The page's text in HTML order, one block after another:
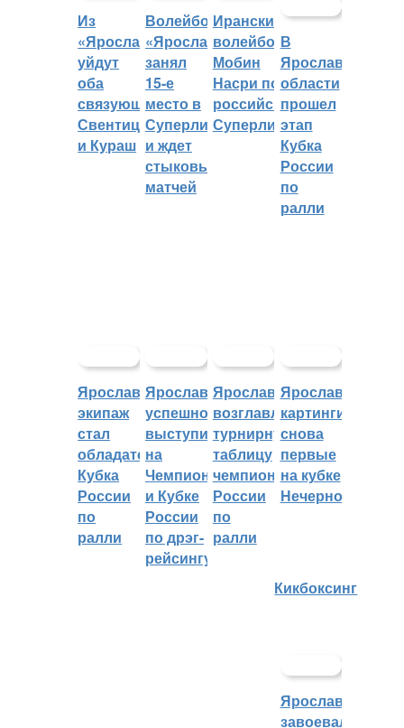
Из
«Ярославича»
уйдут
оба
связующих:
Свентицкис
и Кураш
Волейбольный
«Ярославич»
занял
15-е
место в
Суперлиге
и ждет
стыковых
матчей
Иранский
волейболист
Мобин
Насри покинет
российскую
Суперлигу
В
Ярославской
области
прошел
этап
Кубка
России
по
ралли
Ярославский
экипаж
стал
обладателем
Кубка
России
по
ралли
Ярославцы
успешно
выступили
на
Чемпионате
и Кубке
России
по дрэг-
рейсингу
Ярославцы
возглавляют
турнирную
таблицу
чемпионата
России
по
ралли
Ярославские
картингисты
снова
первые
на кубке
Нечерноземья
Кикбоксинг
Ярославцы
завоевали